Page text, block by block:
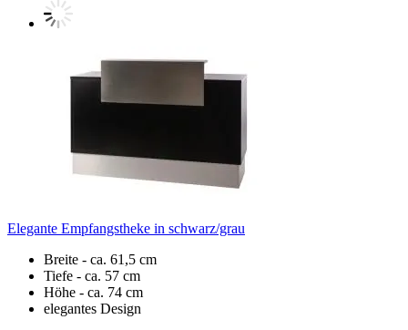
Elegante Empfangstheke in schwarz/grau
Breite - ca. 61,5 cm
Tiefe - ca. 57 cm
Höhe - ca. 74 cm
elegantes Design